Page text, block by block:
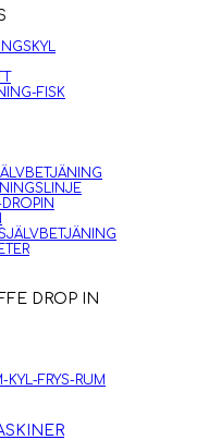
FISK
DROP IN
KYL-FRYS-RUM